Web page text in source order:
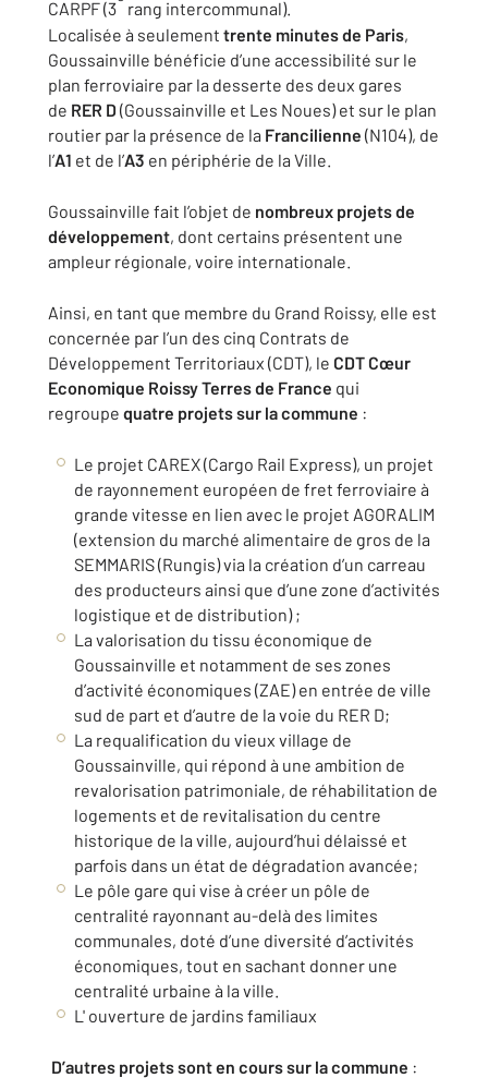
CARPF (3 rang intercommunal).
Localisée à seulement trente minutes de Paris,
Goussainville bénéficie d’une accessibilité sur le
plan ferroviaire par la desserte des deux gares
de RER D (Goussainville et Les Noues) et sur le plan
routier par la présence de la Francilienne (N104), de
l’A1 et de l’A3 en périphérie de la Ville.
Goussainville fait l’objet de nombreux projets de
développement, dont certains présentent une
ampleur régionale, voire internationale.
Ainsi, en tant que membre du Grand Roissy, elle est
concernée par l’un des cinq Contrats de
Développement Territoriaux (CDT), le CDT Cœur
Economique Roissy Terres de France qui
regroupe quatre projets sur la commune :
Le projet CAREX (Cargo Rail Express), un projet
de rayonnement européen de fret ferroviaire à
grande vitesse en lien avec le projet AGORALIM
(extension du marché alimentaire de gros de la
SEMMARIS (Rungis) via la création d’un carreau
des producteurs ainsi que d’une zone d’activités
logistique et de distribution) ;
La valorisation du tissu économique de
Goussainville et notamment de ses zones
d’activité économiques (ZAE) en entrée de ville
sud de part et d’autre de la voie du RER D;
La requalification du vieux village de
Goussainville, qui répond à une ambition de
revalorisation patrimoniale, de réhabilitation de
logements et de revitalisation du centre
historique de la ville, aujourd’hui délaissé et
parfois dans un état de dégradation avancée;
Le pôle gare qui vise à créer un pôle de
centralité rayonnant au-delà des limites
communales, doté d’une diversité d’activités
économiques, tout en sachant donner une
centralité urbaine à la ville.
L' ouverture de jardins familiaux
D’autres projets sont en cours sur la commune :